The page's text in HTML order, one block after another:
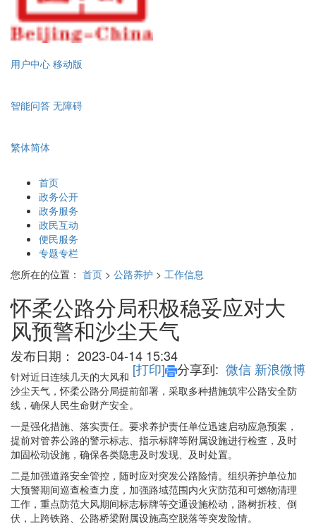
用户中心 移动版
智能问答 无障碍
繁体简体
首页
政务公开
政务服务
政民互动
便民服务
专题专栏
您所在的位置： 首页 > 公路养护 > 工作信息
怀柔公路分局积极稳妥应对大
风预警和沙尘天气
发布日期： 2023-04-14 15:34
[打印] 分享到: 微信 新浪微博
针对近日连续几天的大风和
沙尘天气，怀柔公路分局提前部署，采取多种措施筑牢公路安全防
线，确保人民生命财产安全。
一是强化措施、落实责任。要求养护责任单位迅速启动应急预案，
提前对管养公路的警示标志、指示标牌等附属设施进行检查，及时
加固松动设施，确保各类隐患及时发现、及时处置。
二是加强道路安全管控，随时应对突发公路险情。组织养护单位加
大预警期间巡查检查力度，加强路域范围内火灾防范和可燃物清理
工作，重点防范大风期间标志标牌等交通设施松动，路树折枝、倒
伏，上跨铁路、公路桥梁附属设施高空脱落等突发险情。